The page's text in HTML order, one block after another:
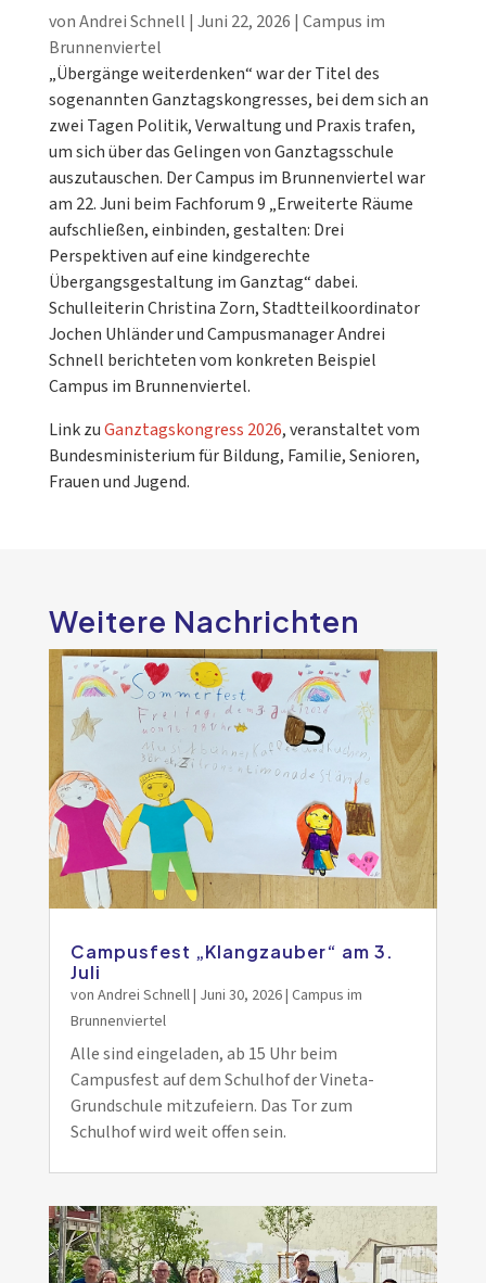
vonAndrei Schnell | Juni 22, 2026 | Campus im
Brunnenviertel
„Übergänge weiterdenken“ war der Titel des
sogenannten Ganztagskongresses, bei dem sich an
zwei Tagen Politik, Verwaltung und Praxis trafen,
um sich über das Gelingen von Ganztagsschule
auszutauschen. Der Campus im Brunnenviertel war
am 22. Juni beim Fachforum 9 „Erweiterte Räume
aufschließen, einbinden, gestalten: Drei
Perspektiven auf eine kindgerechte
Übergangsgestaltung im Ganztag“ dabei.
Schulleiterin Christina Zorn, Stadtteilkoordinator
Jochen Uhländer und Campusmanager Andrei
Schnell berichteten vom konkreten Beispiel
Campus im Brunnenviertel.
Link zuGanztagskongress 2026, veranstaltet vom
Bundesministerium für Bildung, Familie, Senioren,
Frauen und Jugend.
Weitere Nachrichten
Campusfest „Klangzauber“ am 3.
Juli
von Andrei Schnell| Juni 30, 2026| Campus im
Brunnenviertel
Alle sind eingeladen, ab 15 Uhr beim
Campusfest auf dem Schulhof der Vineta-
Grundschule mitzufeiern. Das Tor zum
Schulhof wird weit offen sein.